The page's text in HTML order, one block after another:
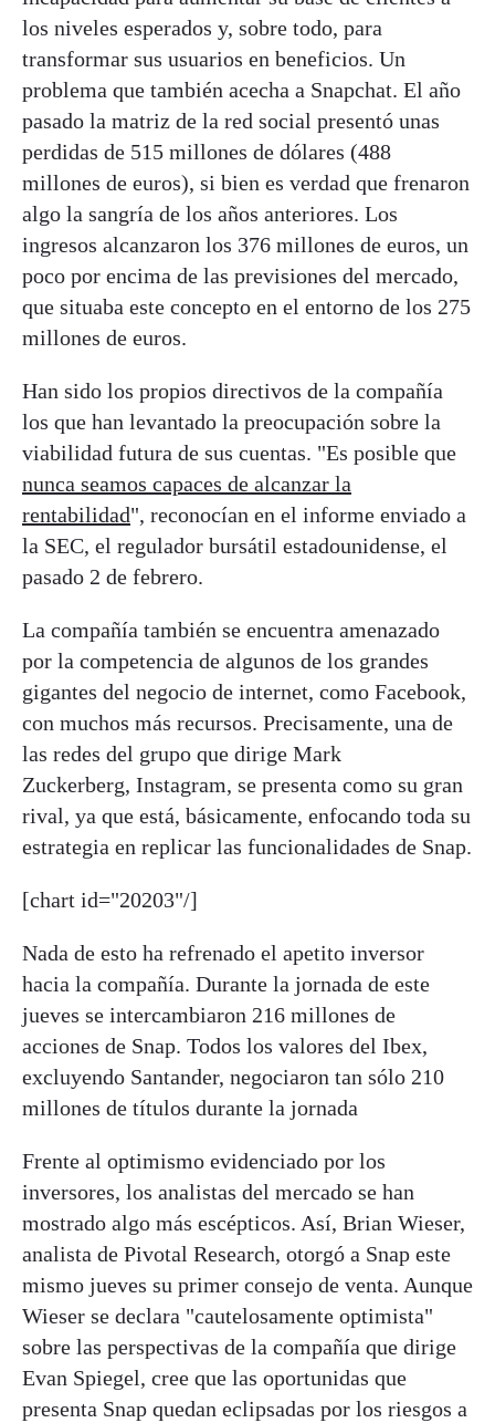
los niveles esperados y, sobre todo, para
transformar sus usuarios en beneficios. Un
problema que también acecha a Snapchat. El año
pasado la matriz de la red social presentó unas
perdidas de 515 millones de dólares (488
millones de euros), si bien es verdad que frenaron
algo la sangría de los años anteriores. Los
ingresos alcanzaron los 376 millones de euros, un
poco por encima de las previsiones del mercado,
que situaba este concepto en el entorno de los 275
millones de euros.
Han sido los propios directivos de la compañía
los que han levantado la preocupación sobre la
viabilidad futura de sus cuentas. "Es posible que
nunca seamos capaces de alcanzar la
rentabilidad", reconocían en el informe enviado a
la SEC, el regulador bursátil estadounidense, el
pasado 2 de febrero.
La compañía también se encuentra amenazado
por la competencia de algunos de los grandes
gigantes del negocio de internet, como Facebook,
con muchos más recursos. Precisamente, una de
las redes del grupo que dirige Mark
Zuckerberg, Instagram, se presenta como su gran
rival, ya que está, básicamente, enfocando toda su
estrategia en replicar las funcionalidades de Snap.
[chart id="20203"/]
Nada de esto ha refrenado el apetito inversor
hacia la compañía. Durante la jornada de este
jueves se intercambiaron 216 millones de
acciones de Snap. Todos los valores del Ibex,
excluyendo Santander, negociaron tan sólo 210
millones de títulos durante la jornada
Frente al optimismo evidenciado por los
inversores, los analistas del mercado se han
mostrado algo más escépticos. Así, Brian Wieser,
analista de Pivotal Research, otorgó a Snap este
mismo jueves su primer consejo de venta. Aunque
Wieser se declara "cautelosamente optimista"
sobre las perspectivas de la compañía que dirige
Evan Spiegel, cree que las oportunidas que
presenta Snap quedan eclipsadas por los riesgos a